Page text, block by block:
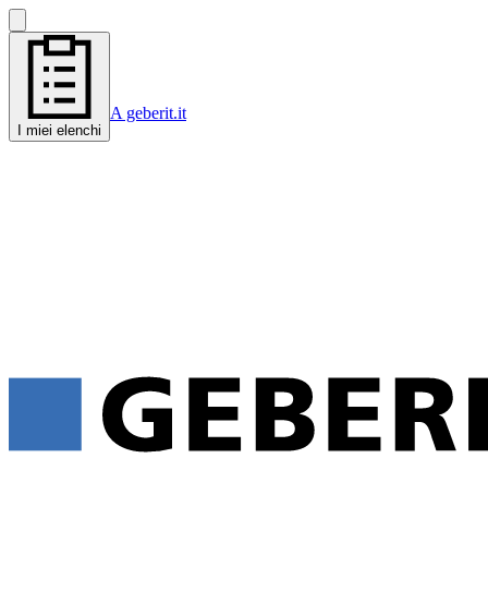
I miei elenchi
A geberit.it